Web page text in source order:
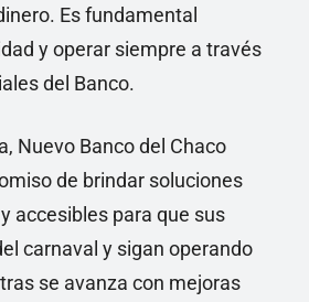
Es fundamental
y operar siempre a través
del Banco.
Nuevo Banco del Chaco
de brindar soluciones
accesibles para que sus
carnaval y sigan operando
se avanza con mejoras